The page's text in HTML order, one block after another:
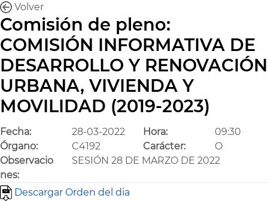
Volver
Comisión de pleno:
COMISIÓN INFORMATIVA DE
DESARROLLO Y RENOVACIÓN
URBANA, VIVIENDA Y
MOVILIDAD (2019-2023)
Fecha: 28-03-2022 Hora:
09:30
Órgano:
C4192 Carácter:
O
Observacio
nes:
SESIÓN 28 DE MARZO DE 2022
Descargar Orden del dia